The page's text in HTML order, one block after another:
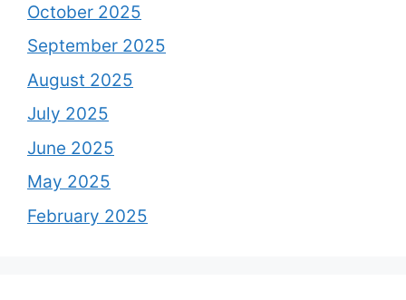
October 2025
September 2025
August 2025
July 2025
June 2025
May 2025
February 2025